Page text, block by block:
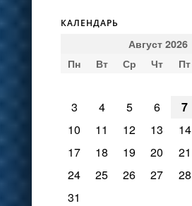
КАЛЕНДАРЬ
Август 2026
Пн
Вт Ср Чт Пт
3
4 5 6 7
10
11 12 13 14
17
18 19 20 21
24
25 26 27 28
31